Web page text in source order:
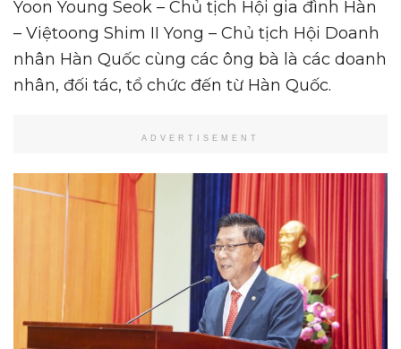
Yoon Young Seok – Chủ tịch Hội gia đình Hàn
– Việtoong Shim II Yong – Chủ tịch Hội Doanh
nhân Hàn Quốc cùng các ông bà là các doanh
nhân, đối tác, tổ chức đến từ Hàn Quốc.
ADVERTISEMENT